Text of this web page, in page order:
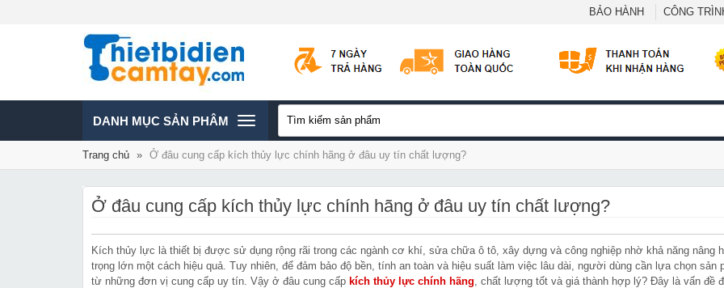
BẢO HÀNH CÔNG
TOGGLE
NAVIGATION
DANH MỤC SẢN PHÂM
Trang chủ » Ở đâu cung cấp kích thủy lực chính hãng ở đâu uy tín chất lượng?
Ở đâu cung cấp kích thủy lực chính hãng ở đâu uy tín chất lượng?
Kích thủy lực là thiết bị được sử dụng rộng rãi trong các ngành cơ khí, sửa chữa ô tô, xây dựng và công nghiệp nhờ khả năng nâng
trọng lớn một cách hiệu quả. Tuy nhiên, để đảm bảo độ bền, tính an toàn và hiệu suất làm việc lâu dài, người dùng cần lựa chọn sản
từ những đơn vị cung cấp uy tín. Vậy ở đâu cung cấp kích thủy lực chính hãng, chất lượng tốt và giá thành hợp lý? Đây là vấn đề